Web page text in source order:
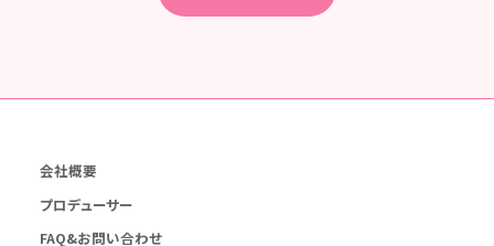
会社概要
プロデューサー
FAQ&お問い合わせ